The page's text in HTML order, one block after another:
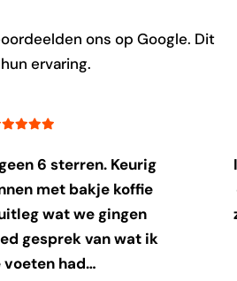
ons op Google. Dit
ervaring.
6 sterren. Keurig
met bakje koffie
wat we gingen
gesprek van wat ik
voeten had…